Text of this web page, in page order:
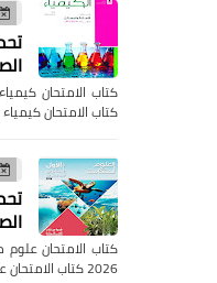
كتاب الامتحان
2026 كتاب الامتحان علوم متكاملة اولي ثانوي 2026, أحد أ…